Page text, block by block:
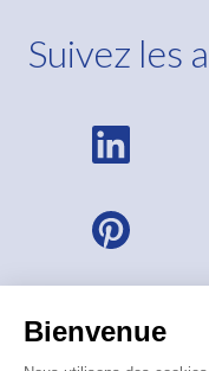
Bienvenue
Suivez les